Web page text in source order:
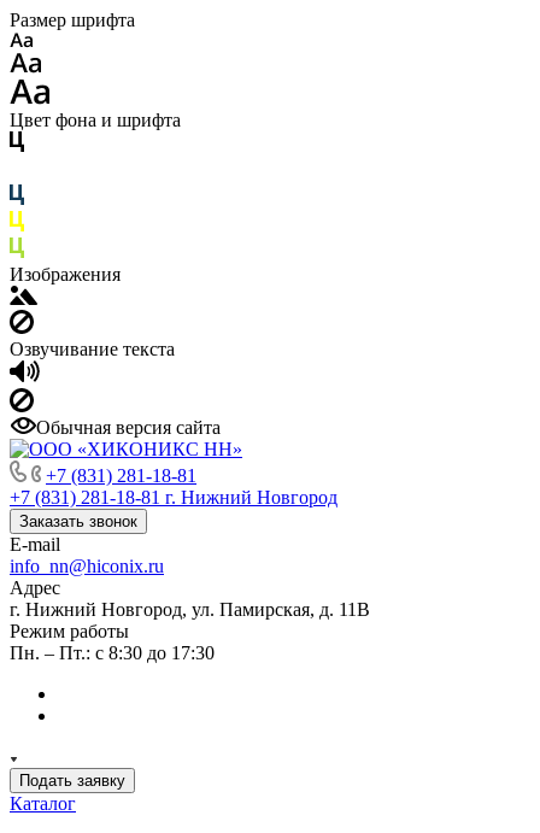
Размер шрифта
Цвет фона и шрифта
Изображения
Озвучивание текста
Обычная версия сайта
+7 (831) 281-18-81
+7 (831) 281-18-81 г. Нижний Новгород
Заказать звонок
E-mail
info_nn@hiconix.ru
Адрес
г. Нижний Новгород, ул. Памирская, д. 11В
Режим работы
Пн. – Пт.: с 8:30 до 17:30
Подать заявку
Каталог